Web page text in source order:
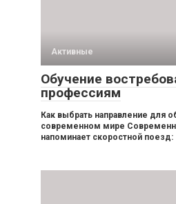
Активные
Обучение
профессиям
Как выбрать направление для
современном мире
напоминает скоростной поезд: